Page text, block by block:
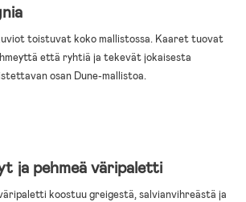
toistuvat koko mallistossa. Kaaret tuovat
että ryhtiä ja tekevät jokaisesta
osan Dune-mallistoa.
ja pehmeä väripaletti
koostuu greigestä, salvianvihreästä ja